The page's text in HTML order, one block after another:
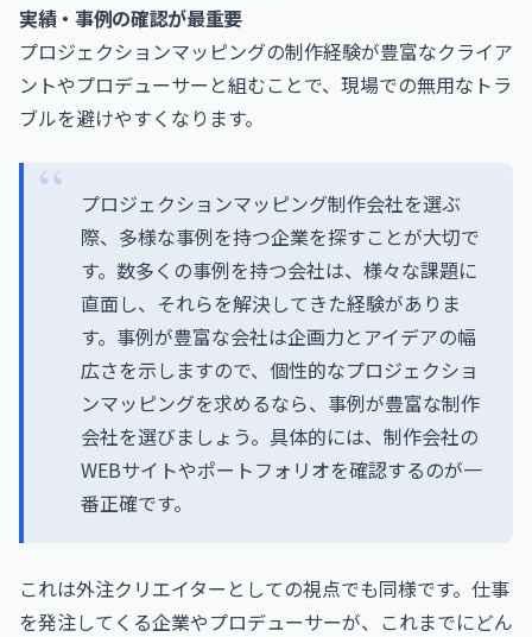
実績・事例の確認が最重要
プロジェクションマッピングの制作経験が豊富なクライア
ントやプロデューサーと組むことで、現場での無用なトラ
ブルを避けやすくなります。
プロジェクションマッピング制作会社を選ぶ
際、多様な事例を持つ企業を探すことが大切で
す。数多くの事例を持つ会社は、様々な課題に
直面し、それらを解決してきた経験がありま
す。事例が豊富な会社は企画力とアイデアの幅
広さを示しますので、個性的なプロジェクショ
ンマッピングを求めるなら、事例が豊富な制作
会社を選びましょう。具体的には、制作会社の
WEBサイトやポートフォリオを確認するのが一
番正確です。
これは外注クリエイターとしての視点でも同様です。仕事
を発注してくる企業やプロデューサーが、これまでにどん